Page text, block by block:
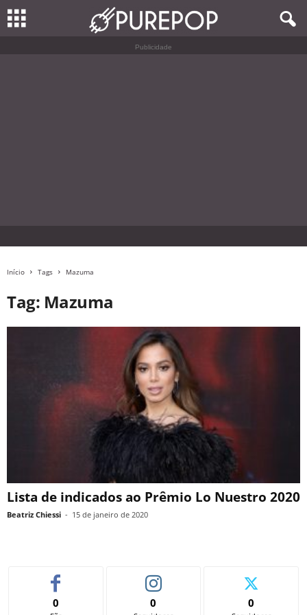
Publicidade
Início Tags Mazuma
Tag: Mazuma
Lista de indicados ao Prêmio Lo Nuestro 2020
Beatriz Chiessi - 15 de janeiro de 2020
0 0 0